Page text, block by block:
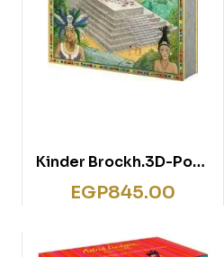
Kinder Brockh.3D-Pop-
Up Maya
EGP845.00